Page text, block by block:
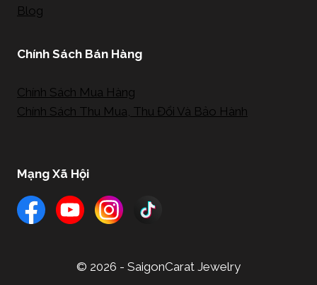
Blog
Chính Sách Bán Hàng
Chính Sách Mua Hàng
Chính Sách Thu Mua, Thu Đổi Và Bảo Hành
Mạng Xã Hội
© 2026 - SaigonCarat Jewelry